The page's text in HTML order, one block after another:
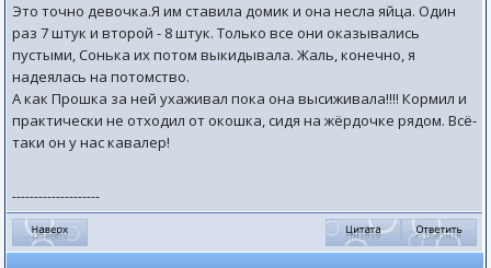
Это точно девочка.Я им ставила домик и она несла яйца. Один
раз 7 штук и второй - 8 штук. Только все они оказывались
пустыми, Сонька их потом выкидывала. Жаль, конечно, я
надеялась на потомство.
А как Прошка за ней ухаживал пока она высиживала!!!! Кормил и
практически не отходил от окошка, сидя на жёрдочке рядом. Всё-
таки он у нас кавалер!
--------------------